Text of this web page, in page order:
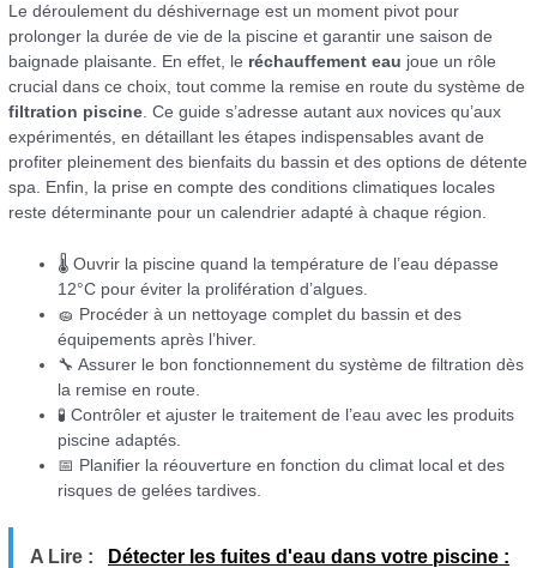
Le déroulement du déshivernage est un moment pivot pour
prolonger la durée de vie de la piscine et garantir une saison de
baignade plaisante. En effet, le réchauffement eau joue un rôle
crucial dans ce choix, tout comme la remise en route du système de
filtration piscine . Ce guide s’adresse autant aux novices qu’aux
expérimentés, en détaillant les étapes indispensables avant de
profiter pleinement des bienfaits du bassin et des options de détente
spa. Enfin, la prise en compte des conditions climatiques locales
reste déterminante pour un calendrier adapté à chaque région.
🌡️ Ouvrir la piscine quand la température de l’eau dépasse
12°C pour éviter la prolifération d’algues.
🧽 Procéder à un nettoyage complet du bassin et des
équipements après l’hiver.
🔧 Assurer le bon fonctionnement du système de filtration dès
la remise en route.
🧪 Contrôler et ajuster le traitement de l’eau avec les produits
piscine adaptés.
📅 Planifier la réouverture en fonction du climat local et des
risques de gelées tardives.
A Lire :
Détecter les fuites d'eau dans votre piscine :